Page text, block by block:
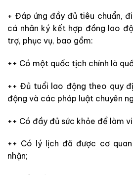
+ Đáp ứng đầy đủ tiêu chuẩn,
cá nhân ký kết hợp đồng lao
trợ, phục vụ, bao gồm:
++ Có một quốc tịch chính là
++ Đủ tuổi lao động theo quy
động và các pháp luật chuyên
++ Có đầy đủ sức khỏe để làm
++ Có lý lịch đã được cơ
nhận;